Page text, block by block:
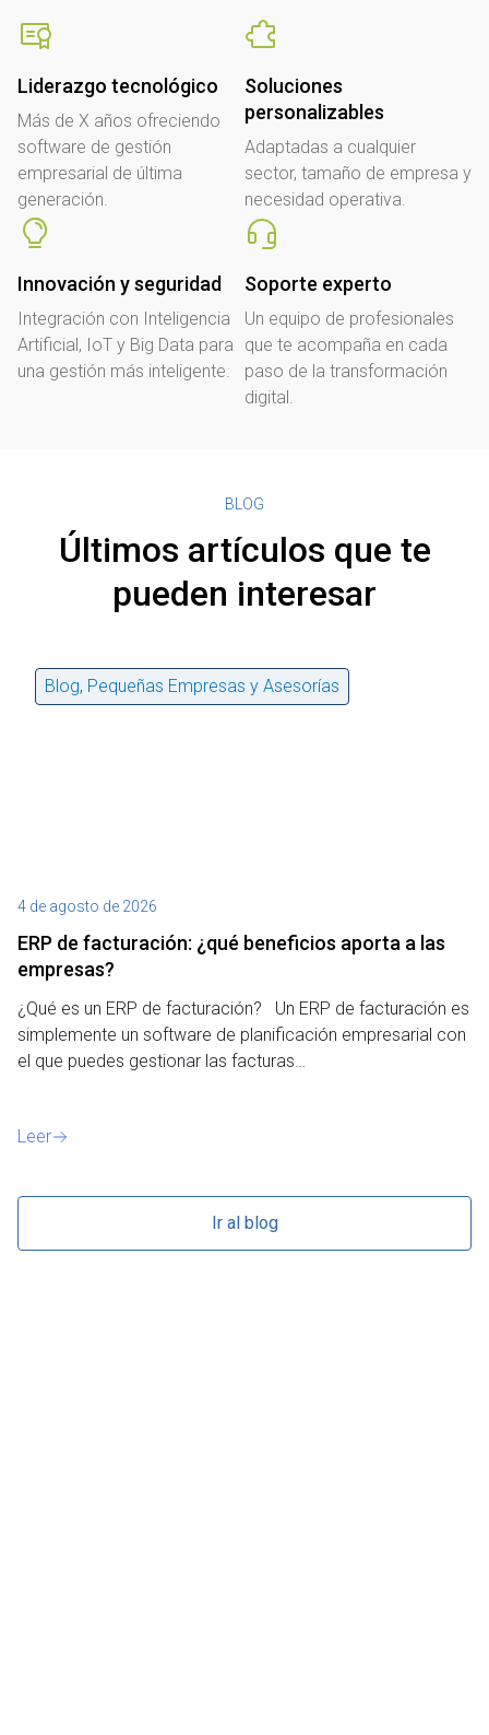
Liderazgo tecnológico
Más de X años ofreciendo
software de gestión
empresarial de última
generación.
Soluciones
personalizables
Adaptadas a cualquier
sector, tamaño de empresa y
necesidad operativa.
Innovación y seguridad
Integración con Inteligencia
Artificial, IoT y Big Data para
una gestión más inteligente.
Soporte experto
Un equipo de profesionales
que te acompaña en cada
paso de la transformación
digital.
BLOG
Últimos artículos que te
pueden interesar
Blog, Pequeñas Empresas y Asesorías
4 de agosto de 2026
ERP de facturación​: ¿qué beneficios aporta a las
empresas?
¿Qué es un ERP de facturación? Un ERP de facturación es
simplemente un software de planificación empresarial con
el que puedes gestionar las facturas…
Leer
Ir al blog